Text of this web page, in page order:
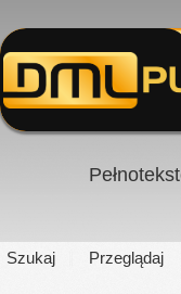
Szukaj Przeglądaj